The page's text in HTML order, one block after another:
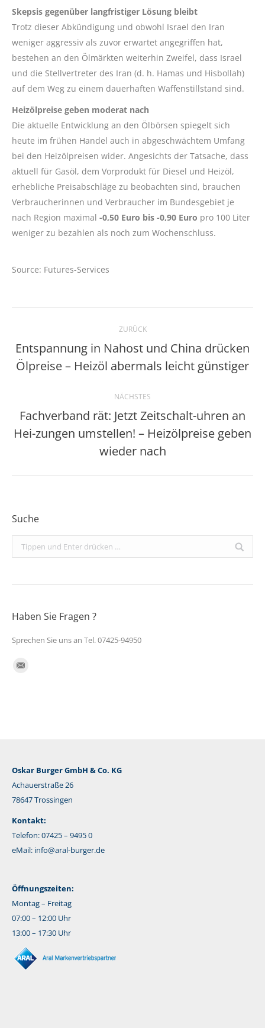
Skepsis gegenüber langfristiger Lösung bleibt
Trotz dieser Abkündigung und obwohl Israel den Iran
weniger aggressiv als zuvor erwartet angegriffen hat,
bestehen an den Ölmärkten weiterhin Zweifel, dass Israel
und die Stellvertreter des Iran (d. h. Hamas und Hisbollah)
auf dem Weg zu einem dauerhaften Waffenstillstand sind.
Heizölpreise geben moderat nach
Die aktuelle Entwicklung an den Ölbörsen spiegelt sich
heute im frühen Handel auch in abgeschwächtem Umfang
bei den Heizölpreisen wider. Angesichts der Tatsache, dass
aktuell für Gasöl, dem Vorprodukt für Diesel und Heizöl,
erhebliche Preisabschläge zu beobachten sind, brauchen
Verbraucherinnen und Verbraucher im Bundesgebiet je
nach Region maximal -0,50 Euro bis -0,90 Euro pro 100 Liter
weniger zu bezahlen als noch zum Wochenschluss.
Source: Futures-Services
Kommentarnavigation
ZURÜCK
Vorheriger
Beitrag:
Entspannung in Nahost und China drücken
Ölpreise – Heizöl abermals leicht günstiger
NÄCHSTES
Nächster
Beitrag:
Fachverband rät: Jetzt Zeitschalt-uhren an
Hei-zungen umstellen! – Heizölpreise geben
wieder nach
Suche
Search:
Haben Sie Fragen ?
Sprechen Sie uns an Tel. 07425-94950
Finden Sie uns auf:
Oskar Burger GmbH & Co. KG
Achauerstraße 26
78647 Trossingen
Kontakt:
Telefon: 07425 – 9495 0
eMail: info@aral-burger.de
Öffnungszeiten:
Montag – Freitag
07:00 – 12:00 Uhr
13:00 – 17:30 Uhr